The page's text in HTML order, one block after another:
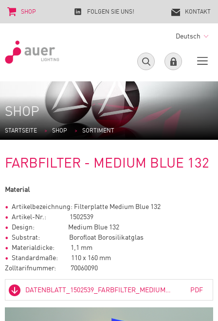
Deutsch
SHOP FOLGEN SIE UNS! KONTAKT
SHOP
STARTSEITE SHOP SORTIMENT
FARBFILTER - MEDIUM BLUE 132
Material
Artikelbezeichnung: Filterplatte Medium Blue 132
Artikel-Nr.: 1502539
Design: Medium Blue 132
Substrat: Borofloat Borosilikatglas
Materialdicke: 1,1 mm
Standardmaße: 110 x 160 mm
Zolltarifnummer: 70060090
PDF